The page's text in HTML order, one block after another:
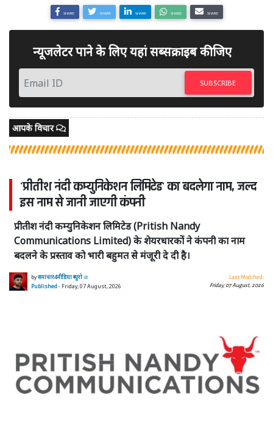
SHARE SHARE SHARE SHARE SHARE
न्यूजलेटर पाने के लिए यहां सब्सक्राइब कीजिए
SUBSCRIBE
आपके विचार
'प्रीतीश नंदी कम्युनिकेशन लिमिटेड' का बदलेगा नाम, जल्द
इस नाम से जानी जाएगी कंपनी
प्रीतीश नंदी कम्युनिकेशन लिमिटेड (Pritish Nandy
Communications Limited) के शेयरधारकों ने कंपनी का नाम
बदलने के प्रस्ताव को भारी बहुमत से मंजूरी दे दी है।
byसमाचार4मीडिया ब्यूरो ।।
Published- Friday, 07 August, 2026
Last Modified:
Friday, 07 August, 2026